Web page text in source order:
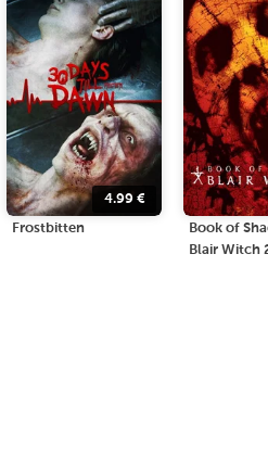
4.99€
Frostbitten
Book of
Blair Witch